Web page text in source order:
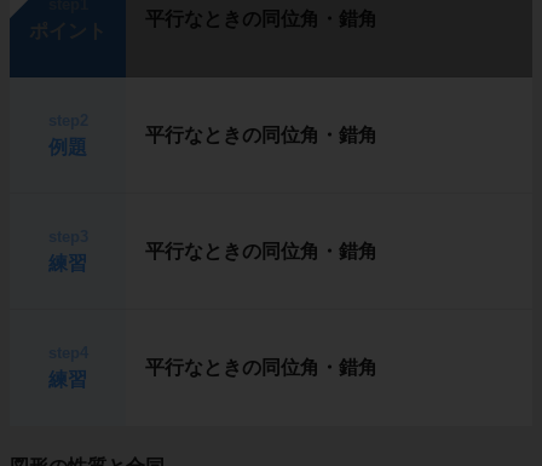
平行なときの同位角・錯角
例題
平行なときの同位角・錯角
練習
平行なときの同位角・錯角
練習
平行なときの同位角・錯角